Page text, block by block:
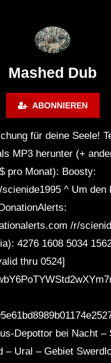
Mashed Dub
ABONNIEREN
für deine Seele!
MP3 herunter (+
pro Monat): Boosty:
^ Um den
/r/
4276 1608 5034
thru 0524]
Depottor bei Nacht –
– Ural – Gebiet